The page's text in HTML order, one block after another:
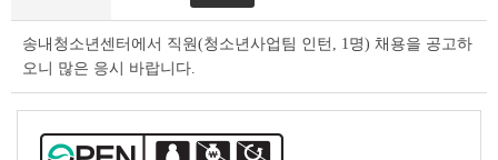
상
세
조
송내청소년센터에서 직원(청소년사업팀 인턴, 1명) 채용을 공고하
오니 많은 응시 바랍니다.